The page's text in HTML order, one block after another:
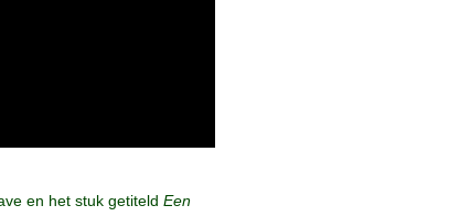
en het stuk getiteld Een